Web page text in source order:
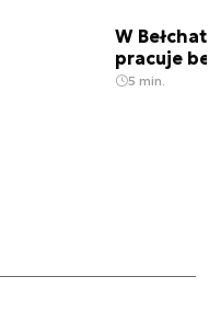
W
pracuje
5 min.